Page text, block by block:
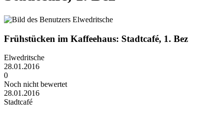
Frühstücken im Kaffeehaus: Stadtcafé, 1. Bez
Elwedritsche
28.01.2016
0
Noch nicht bewertet
28.01.2016
Stadtcafé